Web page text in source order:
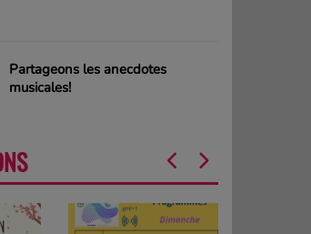
Partageons les anecdotes
musicales!